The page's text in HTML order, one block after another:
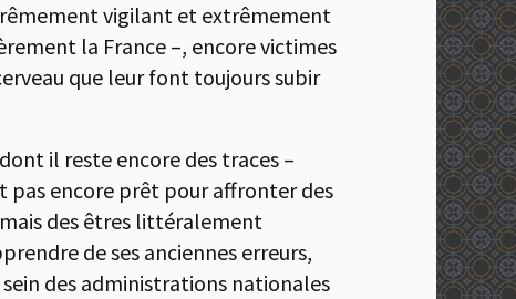
vigilant et extrêmement
la France –, encore victimes
que leur font toujours subir
il reste encore des traces –
pas encore prêt pour affronter des
des êtres littéralement
de ses anciennes erreurs,
des administrations nationales